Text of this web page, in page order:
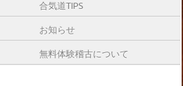
合気道TIPS
お知らせ
無料体験稽古について